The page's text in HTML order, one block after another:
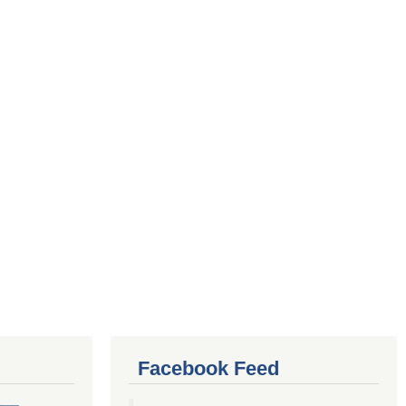
Facebook Feed